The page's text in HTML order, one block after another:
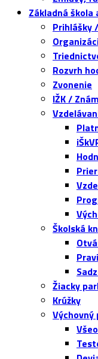
Základná škola
Prihlášky
Rozvrh
Zvonenie
IŽK /
Školská
Žiacky
Krúžky
Výchovný